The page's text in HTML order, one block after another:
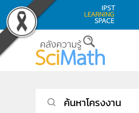
Skip to main content
ค้นหาโครงงาน